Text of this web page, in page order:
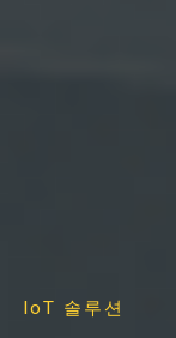
IoT 솔루션